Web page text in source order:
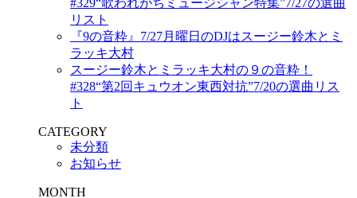
#329“歌われがちミュージシャン特集”7/27の選曲
リスト
『9の音粋』7/27月曜日のDJはスージー鈴木とミ
ラッキ大村
スージー鈴木とミラッキ大村の９の音粋！
#328“第2回キュウオン東西対抗”7/20の選曲リス
ト
CATEGORY
未分類
お知らせ
MONTH